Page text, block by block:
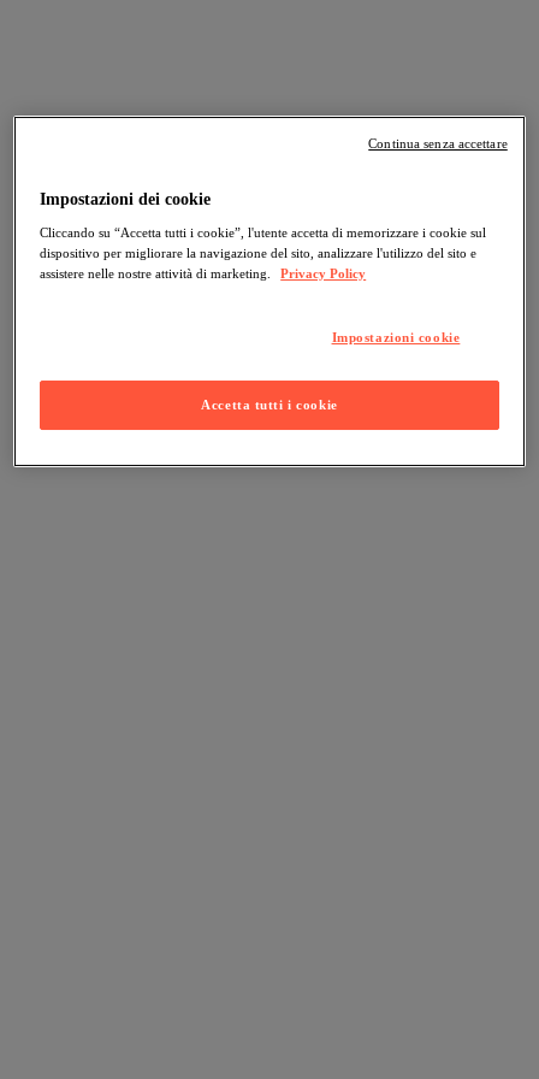
Impostazioni dei cookie
Cliccando su “Accetta tutti i cookie”, l'utente accetta di memorizzare i cookie sul
dispositivo per migliorare la navigazione del sito, analizzare l'utilizzo del sito e
assistere nelle nostre attività di marketing.
Privacy Policy
Impostazioni cookie
Accetta tutti i cookie
Continua senza accettare